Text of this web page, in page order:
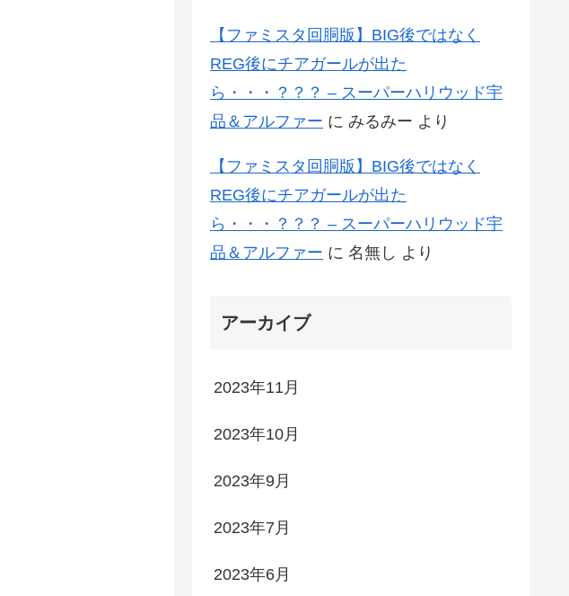
【ファミスタ回胴版】BIG後ではなく
REG後にチアガールが出た
ら・・・？？？ – スーパーハリウッド宇
品＆アルファー に みるみー より
【ファミスタ回胴版】BIG後ではなく
REG後にチアガールが出た
ら・・・？？？ – スーパーハリウッド宇
品＆アルファー に 名無し より
アーカイブ
2023年11月
2023年10月
2023年9月
2023年7月
2023年6月